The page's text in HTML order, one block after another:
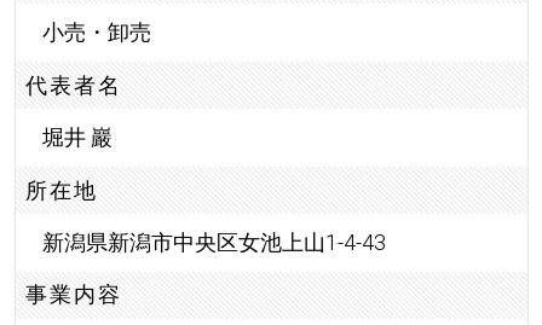
小売・卸売
代表者名
堀井 巖
所在地
新潟県新潟市中央区女池上山1-4-43
事業内容